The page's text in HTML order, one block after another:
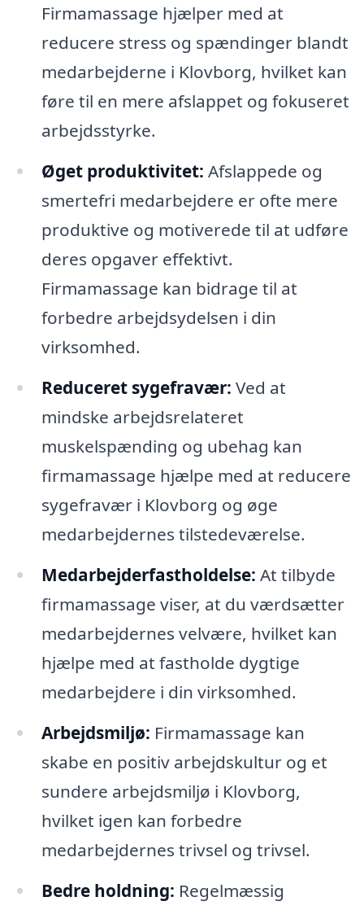
Firmamassage hjælper med at
reducere stress og spændinger blandt
medarbejderne i Klovborg, hvilket kan
føre til en mere afslappet og fokuseret
arbejdsstyrke.
Øget produktivitet: Afslappede og
smertefri medarbejdere er ofte mere
produktive og motiverede til at udføre
deres opgaver effektivt.
Firmamassage kan bidrage til at
forbedre arbejdsydelsen i din
virksomhed.
Reduceret sygefravær: Ved at
mindske arbejdsrelateret
muskelspænding og ubehag kan
firmamassage hjælpe med at reducere
sygefravær i Klovborg og øge
medarbejdernes tilstedeværelse.
Medarbejderfastholdelse: At tilbyde
firmamassage viser, at du værdsætter
medarbejdernes velvære, hvilket kan
hjælpe med at fastholde dygtige
medarbejdere i din virksomhed.
Arbejdsmiljø: Firmamassage kan
skabe en positiv arbejdskultur og et
sundere arbejdsmiljø i Klovborg,
hvilket igen kan forbedre
medarbejdernes trivsel og trivsel.
Bedre holdning: Regelmæssig